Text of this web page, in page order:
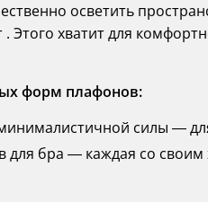
осветить
Этого хватит для
форм плафонов:
силы —
бра — каждая со